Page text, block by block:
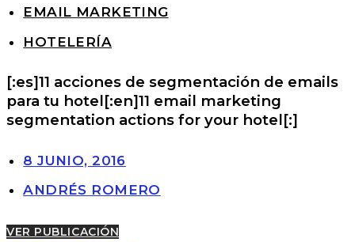
EMAIL MARKETING
HOTELERÍA
[:es]11 acciones de segmentación de emails
para tu hotel[:en]11 email marketing
segmentation actions for your hotel[:]
8 JUNIO, 2016
ANDRÉS ROMERO
VER PUBLICACIÓN